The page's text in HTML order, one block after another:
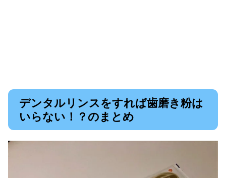
デンタルリンスをすれば歯磨き粉は
いらない！？のまとめ